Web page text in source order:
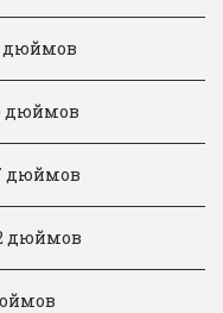
дюймов
дюймов
дюймов
дюймов